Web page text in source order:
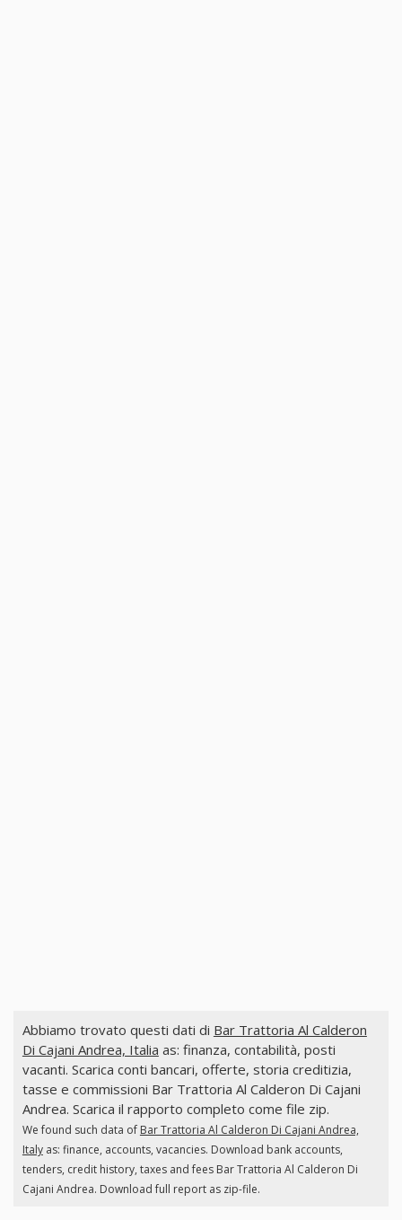
Abbiamo trovato questi dati di Bar Trattoria Al Calderon
Di Cajani Andrea, Italia as: finanza, contabilità, posti
vacanti. Scarica conti bancari, offerte, storia creditizia,
tasse e commissioni Bar Trattoria Al Calderon Di Cajani
Andrea. Scarica il rapporto completo come file zip.
We found such data of Bar Trattoria Al Calderon Di Cajani Andrea,
Italyas: finance, accounts, vacancies. Download bank accounts,
tenders, credit history, taxes and fees Bar Trattoria Al Calderon Di
Cajani Andrea. Download full report as zip-file.